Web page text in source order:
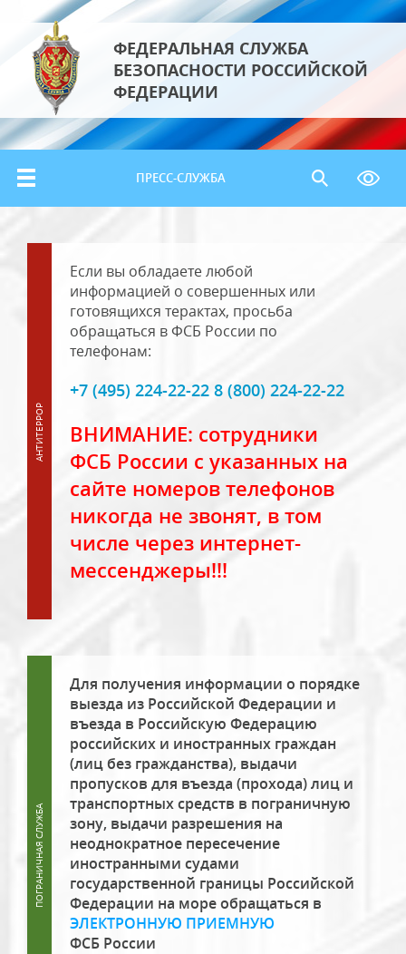
ФЕДЕРАЛЬНАЯ СЛУЖБА
БЕЗОПАСНОСТИ РОССИЙСКОЙ
ФЕДЕРАЦИИ
ПРЕСС-СЛУЖБА
Если вы обладаете любой
информацией о совершенных или
готовящихся терактах, просьба
обращаться в ФСБ России по
телефонам:
+7 (495) 224-22-22 8 (800) 224-22-22
ВНИМАНИЕ: сотрудники
ФСБ России с указанных на
сайте номеров телефонов
никогда не звонят, в том
числе через интернет-
мессенджеры!!!
Для получения информации о порядке
выезда из Российской Федерации и
въезда в Российскую Федерацию
российских и иностранных граждан
(лиц без гражданства), выдачи
пропусков для въезда (прохода) лиц и
транспортных средств в пограничную
зону, выдачи разрешения на
неоднократное пересечение
иностранными судами
государственной границы Российской
Федерации на море обращаться в
ЭЛЕКТРОННУЮ ПРИЕМНУЮ
ФСБ России